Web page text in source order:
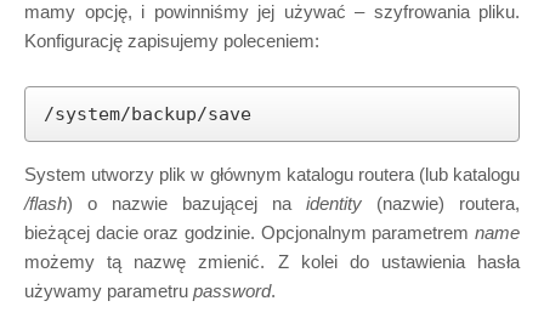
mamy opcję, i powinniśmy jej używać – szyfrowania pliku.
Konfigurację zapisujemy poleceniem:
/system/backup/save
System utworzy plik w głównym katalogu routera (lub katalogu
/flash) o nazwie bazującej na identity (nazwie) routera,
bieżącej dacie oraz godzinie. Opcjonalnym parametrem name
możemy tą nazwę zmienić. Z kolei do ustawienia hasła
używamy parametru password.